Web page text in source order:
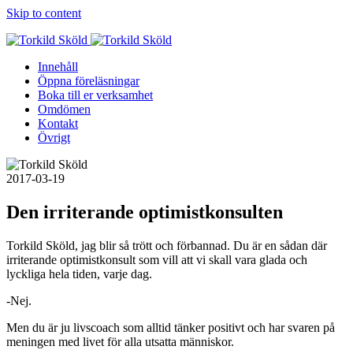
Skip to content
Innehåll
Öppna föreläsningar
Boka till er verksamhet
Omdömen
Kontakt
Övrigt
2017-03-19
Den irriterande optimistkonsulten
Torkild Sköld, jag blir så trött och förbannad. Du är en sådan där
irriterande optimistkonsult som vill att vi skall vara glada och
lyckliga hela tiden, varje dag.
-Nej.
Men du är ju livscoach som alltid tänker positivt och har svaren på
meningen med livet för alla utsatta människor.